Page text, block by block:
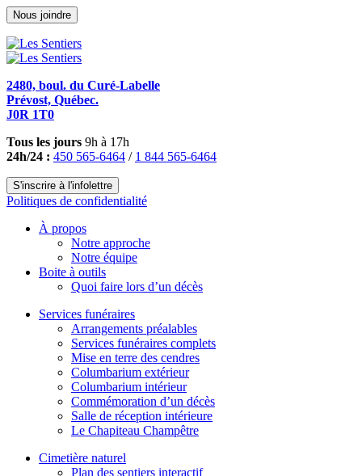
Nous joindre
2480, boul. du Curé-Labelle
Prévost, Québec.
J0R 1T0
Tous les jours 9h à 17h
24h/24 : 450 565-6464 / 1 844 565-6464
S'inscrire à l'infolettre
Politiques de confidentialité
À propos
Notre approche
Notre équipe
Boite à outils
Quoi faire lors d’un décès
Services funéraires
Arrangements préalables
Services funéraires complets
Mise en terre des cendres
Columbarium extérieur
Columbarium intérieur
Commémoration d’un décès
Salle de réception intérieure
Le Chapiteau Champêtre
Cimetière naturel
Plan des sentiers interactif